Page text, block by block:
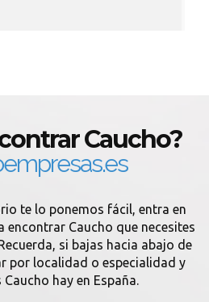
Caucho?
te lo ponemos fácil, entra en
encontrar Caucho que necesites
si bajas hacia abajo de
por localidad o especialidad y
hay en España.